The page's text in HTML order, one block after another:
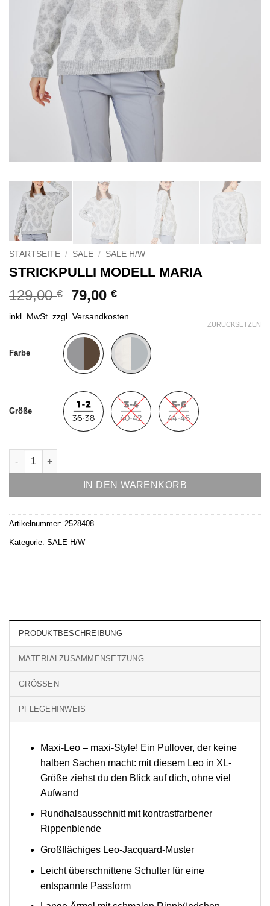
STARTSEITE / SALE / SALE H/W
STRICKPULLI MODELL MARIA
129,00€
Ursprünglicher
war:
129,00 €
79,00€Aktueller
ist:
79,00 €.
inkl. MwSt. zzgl. Versandkosten
Farbe
Größe
ZURÜCKSETZEN
Strickpulli Modell Maria Menge
IN DEN WARENKORB
Artikelnummer: 2528408
Kategorie: SALE H/W
PRODUKTBESCHREIBUNG
MATERIALZUSAMMENSETZUNG
GRÖSSEN
PFLEGEHINWEIS
Maxi-Leo – maxi-Style! Ein Pullover, der keine
halben Sachen macht: mit diesem Leo in XL-
Größe ziehst du den Blick auf dich, ohne viel
Aufwand
Rundhalsausschnitt mit kontrastfarbener
Rippenblende
Großflächiges Leo-Jacquard-Muster
Leicht überschnittene Schulter für eine
entspannte Passform